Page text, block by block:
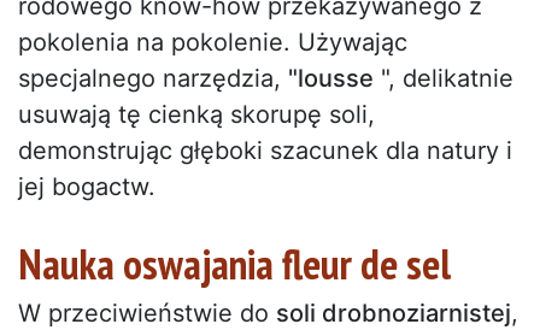
rodowego know-how przekazywanego z
pokolenia na pokolenie. Używając
specjalnego narzędzia, "lousse ", delikatnie
usuwają tę cienką skorupę soli,
demonstrując głęboki szacunek dla natury i
jej bogactw.
Nauka oswajania fleur de sel
W przeciwieństwie do soli drobnoziarnistej,